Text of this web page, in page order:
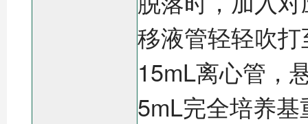
移液管轻轻吹
15mL离心管，
5mL完全培养